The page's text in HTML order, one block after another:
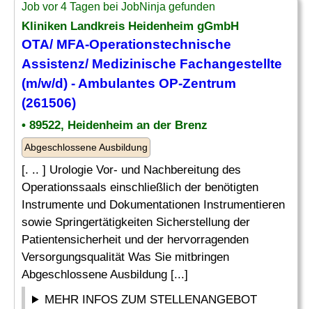
Job vor 4 Tagen bei JobNinja gefunden
Kliniken Landkreis Heidenheim gGmbH
OTA/ MFA-Operationstechnische
Assistenz/ Medizinische Fachangestellte
(m/w/d) - Ambulantes OP-Zentrum
(261506)
• 89522, Heidenheim an der Brenz
Abgeschlossene Ausbildung
[. .. ] Urologie Vor- und Nachbereitung des
Operationssaals einschließlich der benötigten
Instrumente und Dokumentationen Instrumentieren
sowie Springertätigkeiten Sicherstellung der
Patientensicherheit und der hervorragenden
Versorgungsqualität Was Sie mitbringen
Abgeschlossene Ausbildung [...]
MEHR INFOS ZUM STELLENANGEBOT